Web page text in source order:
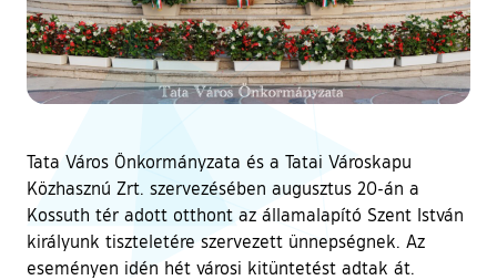
Tata Város Önkormányzata és a Tatai Városkapu
Közhasznú Zrt. szervezésében augusztus 20-án a
Kossuth tér adott otthont az államalapító Szent István
királyunk tiszteletére szervezett ünnepségnek. Az
eseményen idén hét városi kitüntetést adtak át.